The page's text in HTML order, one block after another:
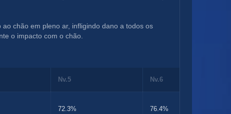
chão em pleno ar, infligindo dano a todos os
o impacto com o chão.
Nv.5 Nv.6
72.3% 76.4%